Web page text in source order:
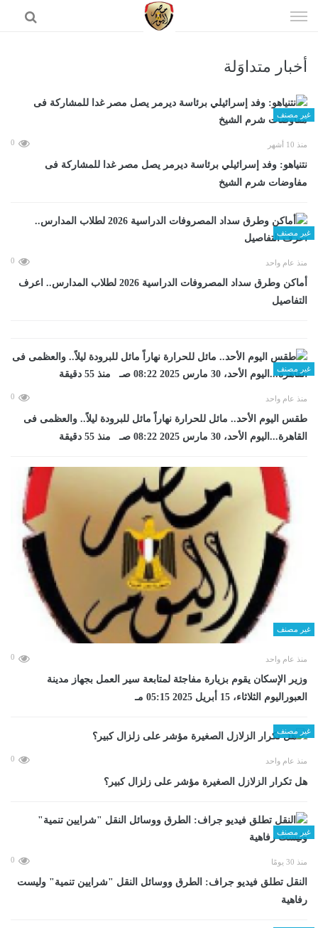
الى
أخبار متداوَلة
غير مصنف
منذ 10 أشهر 0
نتنياهو: وفد إسرائيلي برئاسة ديرمر يصل مصر غدا للمشاركة فى
مفاوضات شرم الشيخ
غير مصنف
منذ عام واحد 0
أماكن وطرق سداد المصروفات الدراسية 2026 لطلاب المدارس.. اعرف
التفاصيل
غير مصنف
منذ عام واحد 0
طقس اليوم الأحد.. مائل للحرارة نهاراً مائل للبرودة ليلاً.. والعظمى فى
القاهرة...اليوم الأحد، 30 مارس 2025 08:22 صـ منذ 55 دقيقة
غير مصنف
منذ عام واحد 0
وزير الإسكان يقوم بزيارة مفاجئة لمتابعة سير العمل بجهاز مدينة
العبوراليوم الثلاثاء، 15 أبريل 2025 05:15 مـ
غير مصنف
منذ عام واحد 0
هل تكرار الزلازل الصغيرة مؤشر على زلزال كبير؟
غير مصنف
منذ 30 يومًا 0
​النقل تطلق فيديو جراف: الطرق ووسائل النقل "شرايين تنمية" وليست
رفاهية